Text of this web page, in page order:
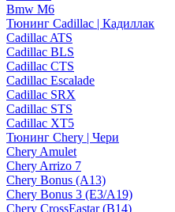
Bmw М6
Тюнинг Cadillac | Кадиллак
Cadillac ATS
Cadillac BLS
Cadillac CTS
Cadillac Escalade
Cadillac SRX
Cadillac STS
Cadillac XT5
Тюнинг Chery | Чери
Chery Amulet
Chery Arrizo 7
Chery Bonus (A13)
Chery Bonus 3 (E3/A19)
Chery CrossEastar (B14)